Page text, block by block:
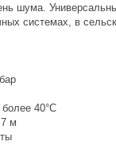
шума.
системах, в
40°С
м